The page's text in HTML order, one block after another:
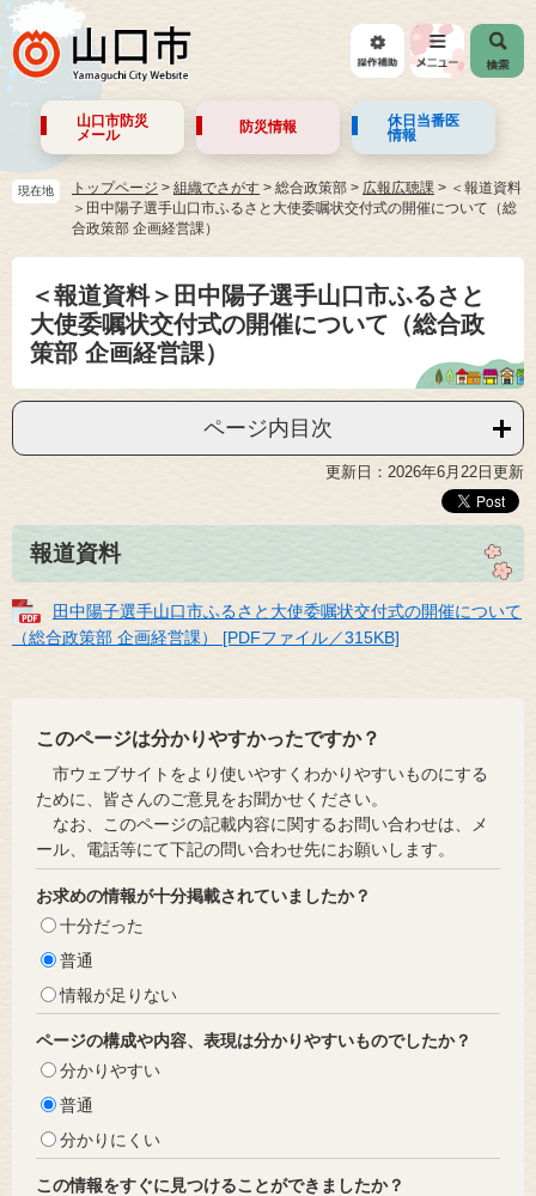
山口市防災
メール
防災情報
休日当番医
情報
現在地 トップページ > 組織でさがす > 総合政策部 > 広報広聴課 > ＜報道資料
＞田中陽子選手山口市ふるさと大使委嘱状交付式の開催について（総
合政策部 企画経営課）
＜報道資料＞田中陽子選手山口市ふるさと
大使委嘱状交付式の開催について（総合政
策部 企画経営課）
ページ内目次
更新日：2026年6月22日更新
報道資料
田中陽子選手山口市ふるさと大使委嘱状交付式の開催について
（総合政策部 企画経営課） [PDFファイル／315KB]
このページは分かりやすかったですか？
市ウェブサイトをより使いやすくわかりやすいものにする
ために、皆さんのご意見をお聞かせください。
なお、このページの記載内容に関するお問い合わせは、メ
ール、電話等にて下記の問い合わせ先にお願いします。
お求めの情報が十分掲載されていましたか？
十分だった
普通
情報が足りない
ページの構成や内容、表現は分かりやすいものでしたか？
分かりやすい
普通
分かりにくい
この情報をすぐに見つけることができましたか？